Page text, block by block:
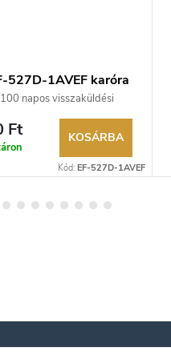
527D-1AVEF karóra
napos visszaküldési
Hivatalos márkakereskedő.
Ft KOSÁRBA
Kód: EF-527D-1AVEF